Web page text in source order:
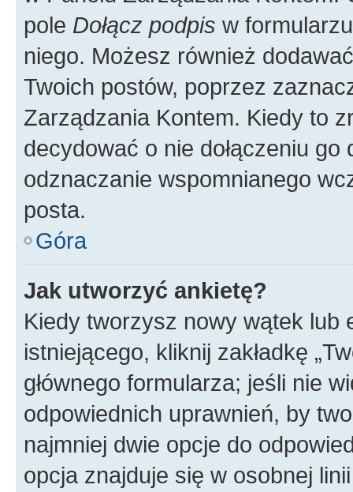
pole Dołącz podpis w
niego. Możesz również
Twoich postów, poprzez
Zarządzania Kontem. Kiedy to
decydować o nie dołączeniu
odznaczanie wspomnianego
posta.
Góra
Jak utworzyć ankietę?
Kiedy tworzysz nowy wątek lub
istniejącego, kliknij zakładkę
głównego formularza; jeśli nie
odpowiednich uprawnień, by
najmniej dwie opcje do
opcja znajduje się w osobnej